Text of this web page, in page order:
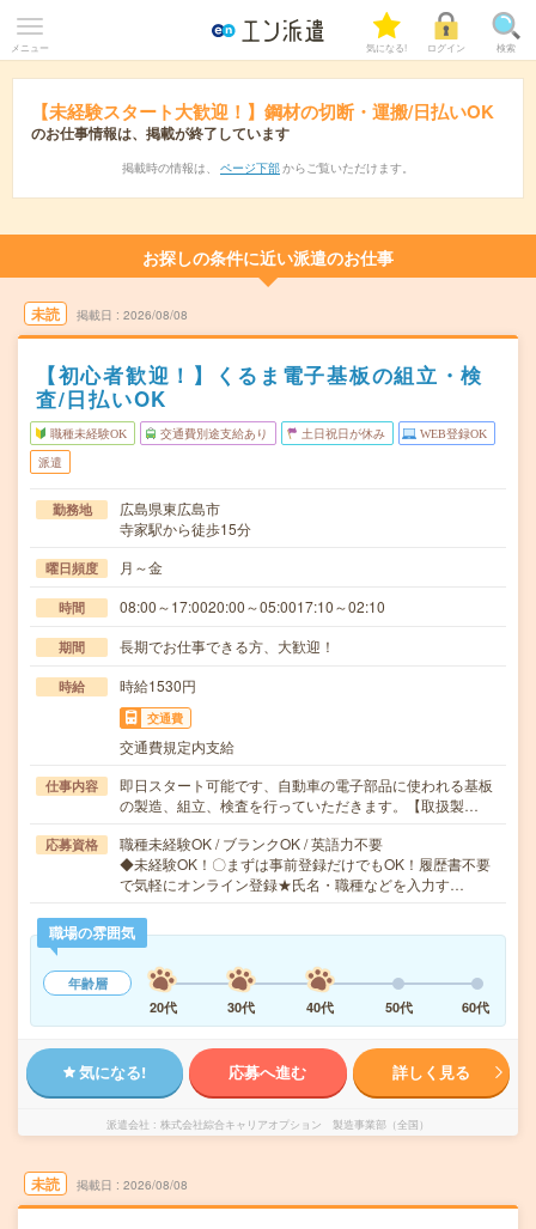
メニュー 気になる! ログイン 検索
【未経験スタート大歓迎！】鋼材の切断・運搬/日払いOK
のお仕事情報は、掲載が終了しています
掲載時の情報は、 ページ下部 からご覧いただけます。
お探しの条件に近い派遣のお仕事
未読 掲載日 2026/08/08
【初心者歓迎！】くるま電子基板の組立・検
査/日払いOK
職種未経験OK 交通費別途支給あり 土日祝日が休み WEB登録OK
派遣
勤務地
広島県東広島市
寺家駅から徒歩15分
曜日頻度 月～金
時間 08:00～17:0020:00～05:0017:10～02:10
期間 長期でお仕事できる方、大歓迎！
時給 時給1530円
交通費
交通費規定内支給
仕事内容
即日スタート可能です、自動車の電子部品に使われる基板
の製造、組立、検査を行っていただきます。【取扱製…
応募資格
職種未経験OK / ブランクOK / 英語力不要
◆未経験OK！〇まずは事前登録だけでもOK！履歴書不要
で気軽にオンライン登録★氏名・職種などを入力す…
職場の雰囲気
年齢層
20代
30代 40代 50代 60代
気になる! 応募へ進む 詳しく見る
派遣会社 株式会社綜合キャリアオプション 製造事業部（全国）
未読 掲載日 2026/08/08